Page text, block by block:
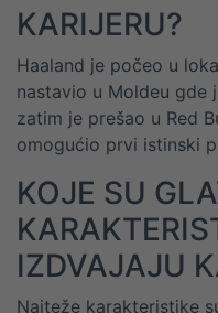
KARIJERU?
Haaland je počeo u
nastavio u Moldeu gde
zatim je prešao u Red
omogućio prvi istinski
KOJE SU
IZDVAJAJU
Najteže karakteristike